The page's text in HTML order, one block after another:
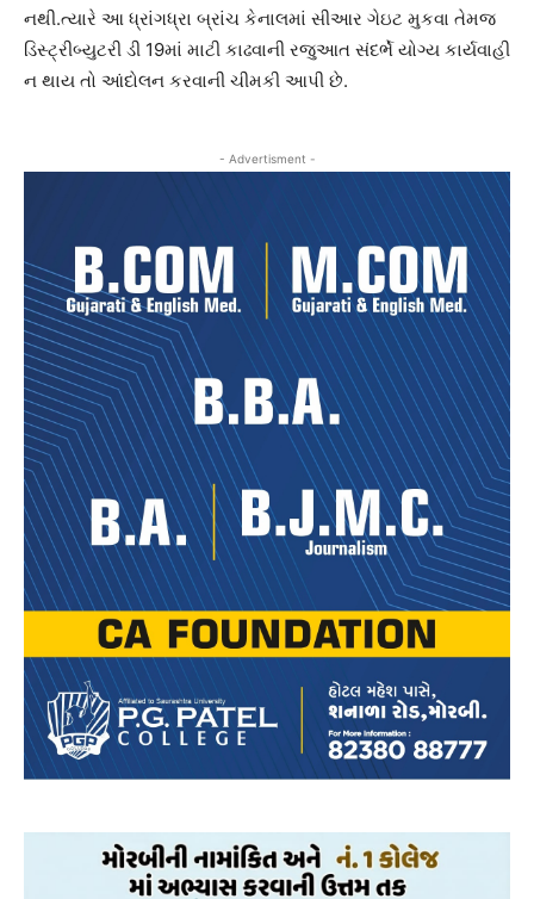
નથી.ત્યારે આ ધ્રાંગધ્રા બ્રાંચ કેનાલમાં સીઆર ગેઇટ મુકવા તેમજ
ડિસ્ટ્રીબ્યુટરી ડી 19માં માટી કાઢવાની રજુઆત સંદર્ભે યોગ્ય કાર્યવાહી
ન થાય તો આંદોલન કરવાની ચીમકી આપી છે.
- Advertisment -